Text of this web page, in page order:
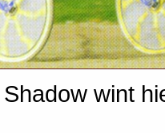
wint